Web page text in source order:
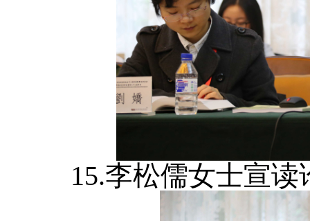
15.李松儒女士宣